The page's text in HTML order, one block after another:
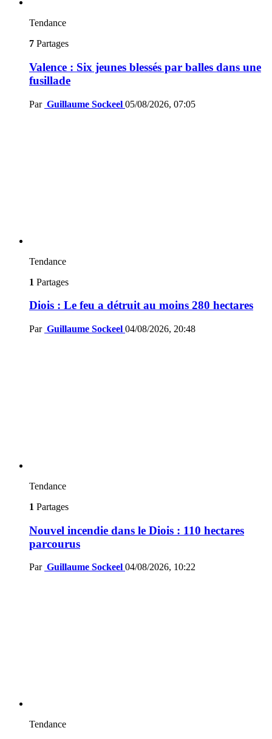
Tendance
7 Partages
Valence : Six jeunes blessés par balles dans une
fusillade
Par Guillaume Sockeel 05/08/2026, 07:05
Tendance
1 Partages
Diois : Le feu a détruit au moins 280 hectares
Par Guillaume Sockeel 04/08/2026, 20:48
Tendance
1 Partages
Nouvel incendie dans le Diois : 110 hectares
parcourus
Par Guillaume Sockeel 04/08/2026, 10:22
Tendance